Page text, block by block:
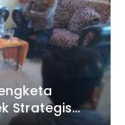
Strategis